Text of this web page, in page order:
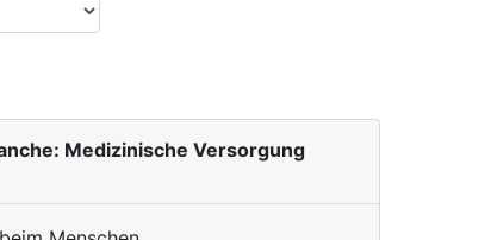
Medizinische Versorgung